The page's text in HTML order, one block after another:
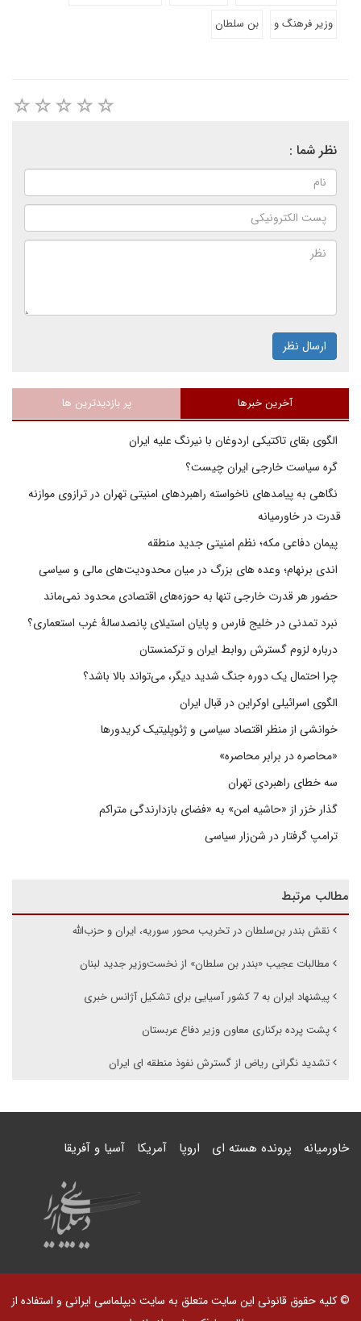
وزیر فرهنگ و
بن سلطان
نظر شما :
ارسال نظر
آخرین خبرها پر بازدیدترین ها
الگوی بقای تاکتیکی اردوغان با نیرنگ علیه ایران
گره سیاست خارجی ایران چیست؟
نگاهی به پیامدهای ناخواسته راهبردهای امنیتی تهران در ترازوی موازنه
قدرت در خاورمیانه
پیمان دفاعی مکه؛ نظم امنیتی جدید منطقه
اندی برنهام؛ وعده های بزرگ در میان محدودیت‌های مالی و سیاسی
حضور هر قدرت خارجی تنها به حوزه‌های اقتصادی محدود نمی‌ماند
نبرد تمدنی در خلیج فارس و پایان استیلای پانصدسالۀ غرب استعماری؟
درباره لزوم گسترش روابط ایران و ترکمنستان
چرا احتمال یک دوره جنگ شدید دیگر، می‌تواند بالا باشد؟
الگوی اسرائیلی اوکراین در قبال ایران
خوانشی از منظر اقتصاد سیاسی و ژئوپلیتیک کریدورها
«محاصره در برابر محاصره»
سه خطای راهبردی تهران
گذار خزر از «حاشیه امن» به «فضای بازدارندگی متراکم
ترامپ گرفتار در شن‌زار سیاسی
مطالب مرتبط
نقش بندر بن‌سلطان در تخریب محور سوریه‌، ‌ایران‌ و حزب‌الله
مطالبات عجیب «بندر بن سلطان» از نخست‌وزیر جدید لبنان
پیشنهاد ایران به 7 کشور آسیایی برای تشکیل آژانس خبری
پشت پرده برکناری معاون وزیر دفاع عربستان
تشدید نگرانی ریاض از گسترش نفوذ منطقه ای ایران
خاورمیانه پرونده هسته ای اروپا آمریکا آسیا و آفریقا
© کلیه حقوق قانونی این سایت متعلق به سایت دیپلماسی ایرانی و استفاده از